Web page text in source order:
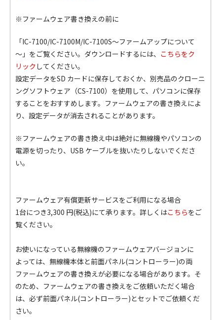
※ファームウェア書き換えの前に
「IC-7100/IC-7100M/IC-7100S～ファームアップについて
～」をご覧ください。ダウンロードするには、 こちらをク
リック してください。
設定データをSD カードに保存しておくか、別売品のクローニ
ングソフトウェア（CS-7100）を使用して、パソコンに保存
することをおすすめします。ファームウェアの書き換えによ
り、設定データが消去されることがあります。
※ファームウェアの書き換え中は絶対に無線機やパソコンの
電源を切ったり、USB ケーブルを抜いたりしないでくださ
い。
ファームウェア有償更新サービスをご利用になる場合
1台につき3,300 円(税込)にて承ります。詳しくはこちらをご
覧ください。
お使いになっている無線機のファームウェアバージョンに
よっては、無線機本体と前面パネル(コントローラー)の両
ファームウェアの書き換えが必要になる場合があります。そ
のため、ファームウェアの書き換えをご依頼いただく場合
は、必ず前面パネル(コントローラー)とセットでご依頼くだ
さい。